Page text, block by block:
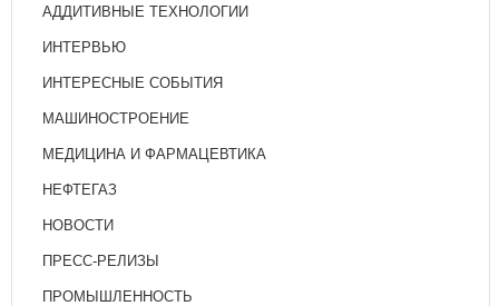
АДДИТИВНЫЕ ТЕХНОЛОГИИ
ИНТЕРВЬЮ
ИНТЕРЕСНЫЕ СОБЫТИЯ
МАШИНОСТРОЕНИЕ
МЕДИЦИНА И ФАРМАЦЕВТИКА
НЕФТЕГАЗ
НОВОСТИ
ПРЕСС-РЕЛИЗЫ
ПРОМЫШЛЕННОСТЬ